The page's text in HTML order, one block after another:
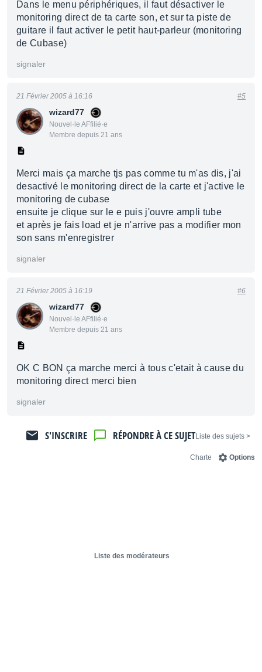
Dans le menu périphériques, il faut désactiver le
monitoring direct de ta carte son, et sur ta piste de
guitare il faut activer le petit haut-parleur (monitoring
de Cubase)
signaler
wizard77
Nouvel·le AFfilié·e
Membre depuis 21 ans
21 Février 2005 à 16:16 #5
Merci mais ça marche tjs pas comme tu m'as dis, j'ai
desactivé le monitoring direct de la carte et j'active le
monitoring de cubase
ensuite je clique sur le e puis j'ouvre ampli tube
et après je fais load et je n'arrive pas a modifier mon
son sans m'enregistrer
signaler
wizard77
Nouvel·le AFfilié·e
Membre depuis 21 ans
21 Février 2005 à 16:19 #6
OK C BON ça marche merci à tous c'etait à cause du
monitoring direct merci bien
signaler
< Liste des sujets
RÉPONDRE À CE SUJET
S'INSCRIRE
Options
Charte
Liste des modérateurs